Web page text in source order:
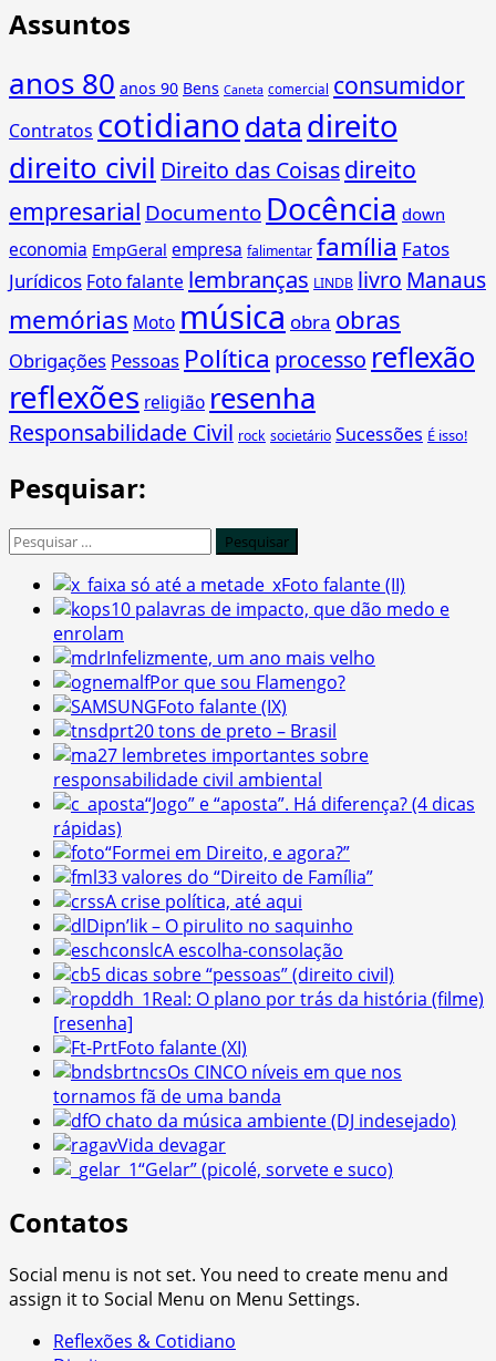
Assuntos
anos 80 anos 90 Bens Caneta comercial consumidor
Contratos cotidianodata direito
direito civil Direito das Coisasdireito
empresarial Documento Docência down
economia EmpGeral empresa falimentar família Fatos
Jurídicos Foto falante lembranças LINDB livro Manaus
memórias Moto música obra obras
Obrigações Pessoas Política processo reflexão
reflexões religião resenha
Responsabilidade Civil rock societário Sucessões É isso!
Pesquisar:
Pesquisar
Foto falante (II)
10 palavras de impacto, que dão medo e
enrolam
Infelizmente, um ano mais velho
Por que sou Flamengo?
Foto falante (IX)
20 tons de preto – Brasil
7 lembretes importantes sobre
responsabilidade civil ambiental
“Jogo” e “aposta”. Há diferença? (4 dicas
rápidas)
“Formei em Direito, e agora?”
3 valores do “Direito de Família”
A crise política, até aqui
Dipn’lik – O pirulito no saquinho
A escolha-consolação
5 dicas sobre “pessoas” (direito civil)
Real: O plano por trás da história (filme)
[resenha]
Foto falante (XI)
Os CINCO níveis em que nos
tornamos fã de uma banda
O chato da música ambiente (DJ indesejado)
Vida devagar
“Gelar” (picolé, sorvete e suco)
Contatos
Social menu is not set. You need to create menu and
assign it to Social Menu on Menu Settings.
Reflexões & Cotidiano